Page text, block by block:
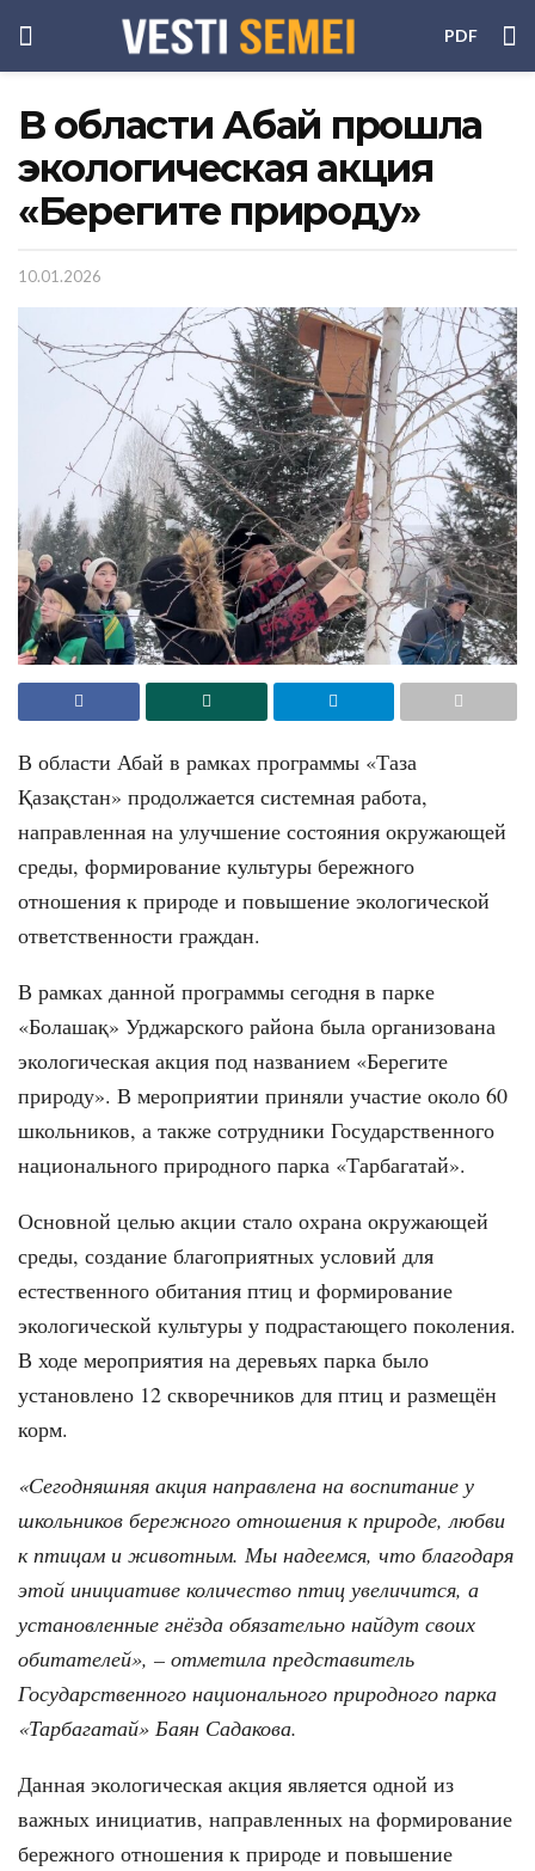
PDF
В области Абай прошла
экологическая акция
«Берегите природу»
10.01.2026
В области Абай в рамках программы «Таза
Қазақстан» продолжается системная работа,
направленная на улучшение состояния окружающей
среды, формирование культуры бережного
отношения к природе и повышение экологической
ответственности граждан.
В рамках данной программы сегодня в парке
«Болашақ» Урджарского района была организована
экологическая акция под названием «Берегите
природу». В мероприятии приняли участие около 60
школьников, а также сотрудники Государственного
национального природного парка «Тарбагатай».
Основной целью акции стало охрана окружающей
среды, создание благоприятных условий для
естественного обитания птиц и формирование
экологической культуры у подрастающего поколения.
В ходе мероприятия на деревьях парка было
установлено 12 скворечников для птиц и размещён
корм.
«Сегодняшняя акция направлена на воспитание у
школьников бережного отношения к природе, любви
к птицам и животным. Мы надеемся, что благодаря
этой инициативе количество птиц увеличится, а
установленные гнёзда обязательно найдут своих
обитателей», – отметила представитель
Государственного национального природного парка
«Тарбагатай» Баян Садакова.
Данная экологическая акция является одной из
важных инициатив, направленных на формирование
бережного отношения к природе и повышение